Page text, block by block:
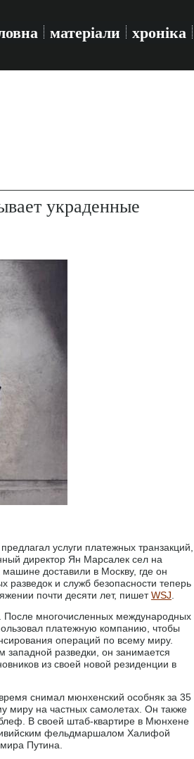
матеріали хроніка
украденные
услуги платежных транзакций,
директор Ян Марсалек сел на
доставили в Москву, где он
и служб безопасности теперь
почти десяти лет, пишетWSJ
После многочисленных международных
платежную компанию, чтобы
операций по всему миру.
западной разведки, он занимается
из своей новой резиденции в
снимал мюнхенский особняк за 35
миру на частных самолетах. Он также
В своей штаб-квартире в Мюнхене
фельдмаршалом Халифой
Путина.